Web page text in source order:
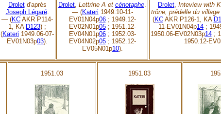
Droletd'après
Joseph Légaré.
— (KC AKR P114-
1, KA D123) ;
(Kateri 1949.06-07-
EV01N03p03).
Drolet Lettrine A et cénotaphe
— (Kateri 1949.10-11-
EV01N04p06; 1949.12-
EV02N01p05; 1951.12-
EV04N01p06; 1952.03-
EV04N02p05; 1952.12-
EV05N01p10).
Drolet Inteview with
trône, prédelle du
(KCAKR P126-1, KA
11-EV01N04p14 ;
1950.06-EV02N03p14;
1950.12-
1951.03 1951.03